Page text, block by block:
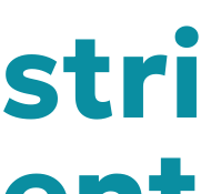
01
04